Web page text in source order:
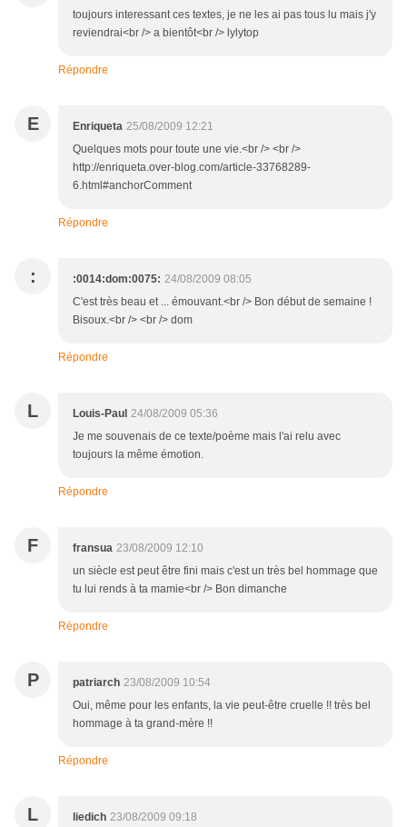
toujours interessant ces textes, je ne les ai pas tous lu mais j'y
reviendrai<br /> a bientôt<br /> lylytop
Répondre
E Enriqueta 25/08/2009 12:21
Quelques mots pour toute une vie.<br /> <br />
http://enriqueta.over-blog.com/article-33768289-
6.html#anchorComment
Répondre
: :0014:dom:0075: 24/08/2009 08:05
C'est très beau et ... émouvant.<br /> Bon début de semaine !
Bisoux.<br /> <br /> dom
Répondre
L Louis-Paul 24/08/2009 05:36
Je me souvenais de ce texte/poème mais l'ai relu avec
toujours la même émotion.
Répondre
F fransua 23/08/2009 12:10
un siècle est peut être fini mais c'est un très bel hommage que
tu lui rends à ta mamie<br /> Bon dimanche
Répondre
P patriarch 23/08/2009 10:54
Oui, même pour les enfants, la vie peut-être cruelle !! très bel
hommage à ta grand-mère !!
Répondre
L liedich 23/08/2009 09:18